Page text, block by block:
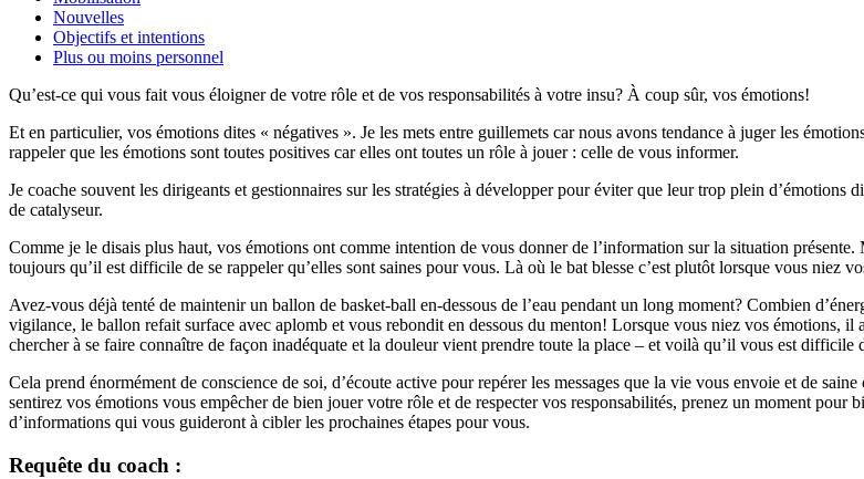
Nouvelles
Objectifs et intentions
Plus ou moins personnel
Qu’est-ce qui vous fait vous éloigner de votre rôle et de vos responsabilités à votre insu? À coup sûr, vos émotions!
Et en particulier, vos émotions dites « négatives ». Je les mets entre guillemets car nous avons tendance à juger les
rappeler que les émotions sont toutes positives car elles ont toutes un rôle à jouer : celle de vous informer.
Je coache souvent les dirigeants et gestionnaires sur les stratégies à développer pour éviter que leur trop plein
de catalyseur.
Comme je le disais plus haut, vos émotions ont comme intention de vous donner de l’information sur la situation
toujours qu’il est difficile de se rappeler qu’elles sont saines pour vous. Là où le bat blesse c’est plutôt lorsque vous niez
Avez-vous déjà tenté de maintenir un ballon de basket-ball en-dessous de l’eau pendant un long moment? Combien
vigilance, le ballon refait surface avec aplomb et vous rebondit en dessous du menton! Lorsque vous niez vos émotions,
chercher à se faire connaître de façon inadéquate et la douleur vient prendre toute la place – et voilà qu’il vous est difficile
Cela prend énormément de conscience de soi, d’écoute active pour repérer les messages que la vie vous envoie et de
sentirez vos émotions vous empêcher de bien jouer votre rôle et de respecter vos responsabilités, prenez un moment
d’informations qui vous guideront à cibler les prochaines étapes pour vous.
Requête du coach :